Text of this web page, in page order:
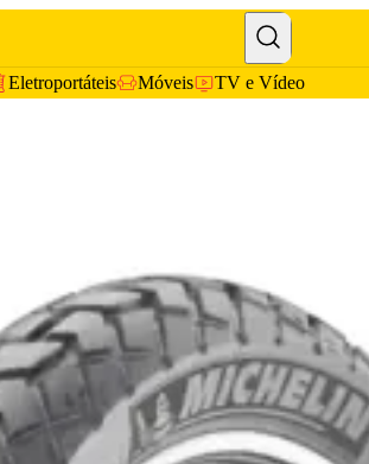
Eletroportáteis Móveis TV e Vídeo